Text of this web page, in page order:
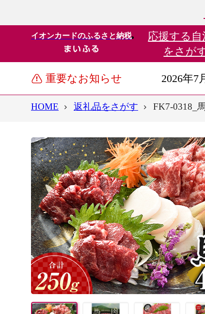
イオンカードのふるさと納税 応援する
をさが
重要なお知らせ 2026年7
HOME 返礼品をさがす FK7-0318_